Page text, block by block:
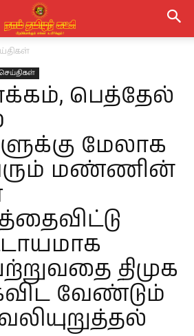
பெத்தேல்
மேலாக
மண்ணின்
திமுக
வேண்டும்